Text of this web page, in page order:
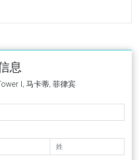
息
I, 马卡蒂, 菲律宾